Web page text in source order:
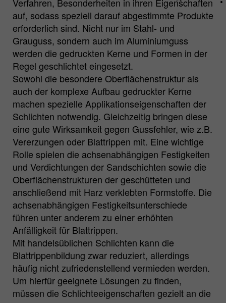
auf, sodass speziell darauf abgestimmte Produkte
erforderlich sind. Nicht nur im Stahl- und
Grauguss, sondern auch im Aluminiumguss
werden die gedruckten Kerne und Formen in der
Regel geschlichtet eingesetzt.
Sowohl die besondere Oberflächenstruktur als
auch der komplexe Aufbau gedruckter Kerne
machen spezielle Applikationseigenschaften der
Schlichten notwendig. Gleichzeitig bringen diese
eine gute Wirksamkeit gegen Gussfehler, wie z.B.
Vererzungen oder Blattrippen mit. Eine wichtige
Rolle spielen die achsenabhängigen Festigkeiten
und Verdichtungen der Sandschichten sowie die
Oberflächenstrukturen der geschütteten und
anschließend mit Harz verklebten Formstoffe. Die
achsenabhängigen Festigkeitsunterschiede
führen unter anderem zu einer erhöhten
Anfälligkeit für Blattrippen.
Mit handelsüblichen Schlichten kann die
Blattrippenbildung zwar reduziert, allerdings
häufig nicht zufriedenstellend vermieden werden.
Um hierfür geeignete Lösungen zu finden,
müssen die Schlichteeigenschaften gezielt an die
aktiv einwilligen, wird Ihr
Nutzungsverhalten anonymisiert erfasst.
Name _pk_id.*
Anbieter
Matomo Server Hüttenes-Albertus
Chemische Werke GmbH (HA Group)
Laufzeit 28 Tage
Matomo Webanalyse ID Cookie.
Name _pk_ses.*
Anbieter
Matomo Server Hüttenes-Albertus
Chemische Werke GmbH (HA Group)
Laufzeit 30 min
Zweck Matomo Webanalyse Session Cookie.